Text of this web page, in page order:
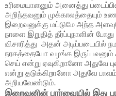
உரிமையாளனும் அனைத்து
அறிந்தவனும் முக்காலத்தையும்
இறைவனுக்கு மட்டுமே அந்த
நாளை இறுதித் தீர்ப்புநாளின்
விசாரித்து அதன்
நரகத்தையோ வழங்க
செய் என்று ஏவுகிறானோ அதுவே
என்று தடுக்கிறானோ அதுவே
அறியவேண்டும்.
இறைவனின் பார்வையில் இது